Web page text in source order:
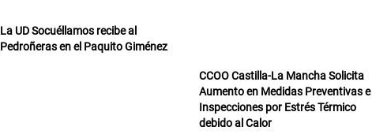
La UD Socuéllamos recibe al
Pedroñeras en el Paquito Giménez
CCOO Castilla-La Mancha Solicita
Aumento en Medidas Preventivas e
Inspecciones por Estrés Térmico
debido al Calor